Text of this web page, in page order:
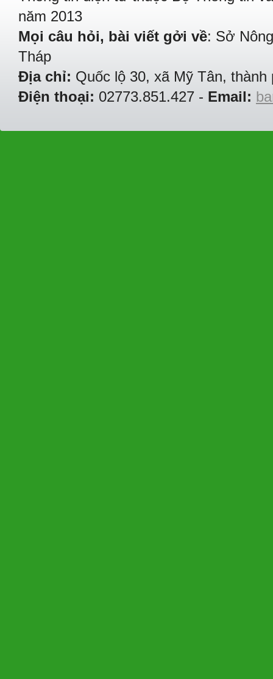
năm 2013
Mọi câu hỏi, bài viết gởi về: Sở
Tháp
Địa chỉ: Quốc lộ 30, xã Mỹ Tân,
Điện thoại: 02773.851.427 - Email: